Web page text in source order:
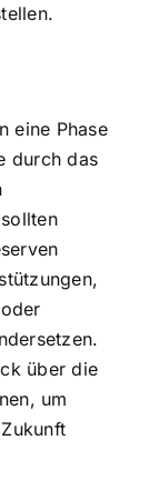
eine Phase
durch das
über die
um